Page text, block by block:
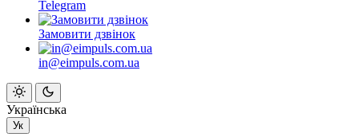
Telegram
Замовити дзвінок
in@eimpuls.com.ua
Українська
Ук